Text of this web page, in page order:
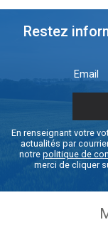
Restez
Email
En renseignant votre
actualités par
notre politique de
merci de cliquer